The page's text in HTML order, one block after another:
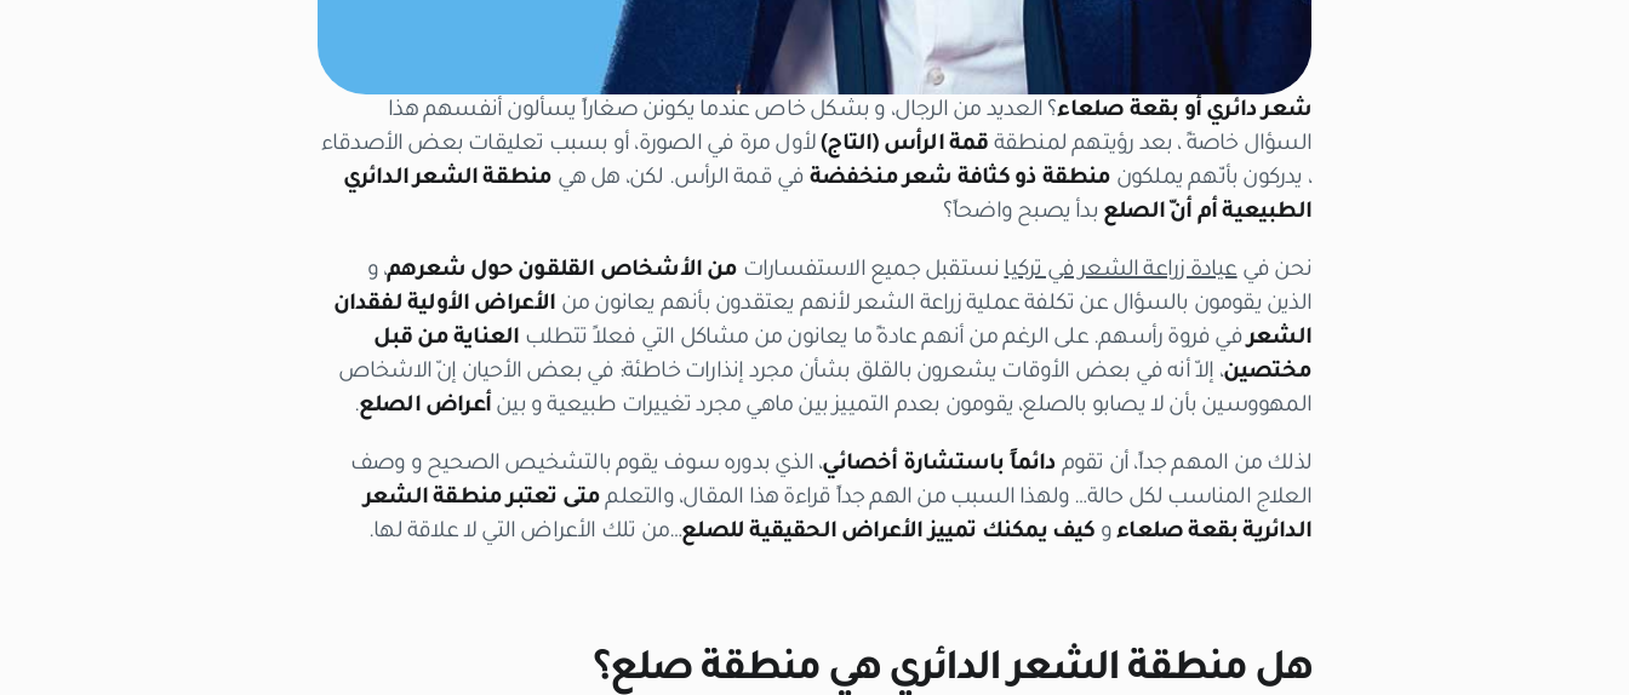
شعر دائري أو بقعة صلعاء؟ العديد من الرجال، و بشكل خاص عندما يكونن صغاراً يسألون أنفسهم هذا
السؤال خاصةً ، بعد رؤيتهم لمنطقة قمة الرأس (التاج)لأول مرة في الصورة، أو بسبب تعليقات بعض الأصدقاء
، يدركون بأنّهم يملكون منطقة ذو كثافة شعر منخفضة في قمة الرأس. لكن، هل هي منطقة الشعر الدائري
الطبيعية أم أنّ الصلع بدأ يصبح واضحاً؟
نحن فيعيادة زراعة الشعر في تركيانستقبل جميع الاستفسارات من الأشخاص القلقون حول شعرهم، و
الذين يقومون بالسؤال عن تكلفة عملية زراعة الشعر لأنهم يعتقدون بأنهم يعانون من الأعراض الأولية لفقدان
الشعرفي فروة رأسهم. على الرغم من أنهم عادةً ما يعانون من مشاكل التي فعلاً تتطلب العناية من قبل
مختصين، إلاّ أنه في بعض الأوقات يشعرون بالقلق بشأن مجرد إنذارات خاطئة: في بعض الأحيان إنّ الاشخاص
المهووسين بأن لا يصابو بالصلع، يقومون بعدم التمييز بين ماهي مجرد تغييرات طبيعية و بينأعراض الصلع.
لذلك من المهم جداً، أن تقوم دائماً باستشارة أخصائي، الذي بدوره سوف يقوم بالتشخيص الصحيح و وصف
العلاج المناسب لكل حالة… ولهذا السبب من الهم جداً قراءة هذا المقال، والتعلم متى تعتبر منطقة الشعر
الدائرية بقعة صلعاء و كيف يمكنك تمييز الأعراض الحقيقية للصلع…من تلك الأعراض التي لا علاقة لها.
هل منطقة الشعر الدائري هي منطقة صلع؟